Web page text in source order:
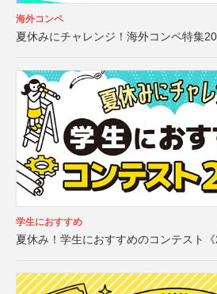
海外コンペ
夏休みにチャレンジ！海外コンペ特集
学生におすすめ
夏休み！学生におすすめのコンテスト《